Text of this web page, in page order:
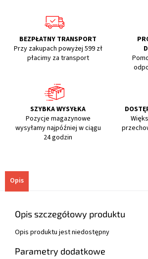
BEZPŁATNY TRANSPORT
Przy zakupach powyżej 599 zł
płacimy za transport
SZYBKA WYSYŁKA
Pozycje magazynowe
wysyłamy najpóźniej w ciągu
24 godzin
Opis
Opis szczegółowy produktu
Opis produktu jest niedostępny
Parametry dodatkowe